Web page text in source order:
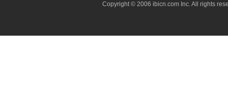
Copyright © 2006 ibicn.com Inc. All rights